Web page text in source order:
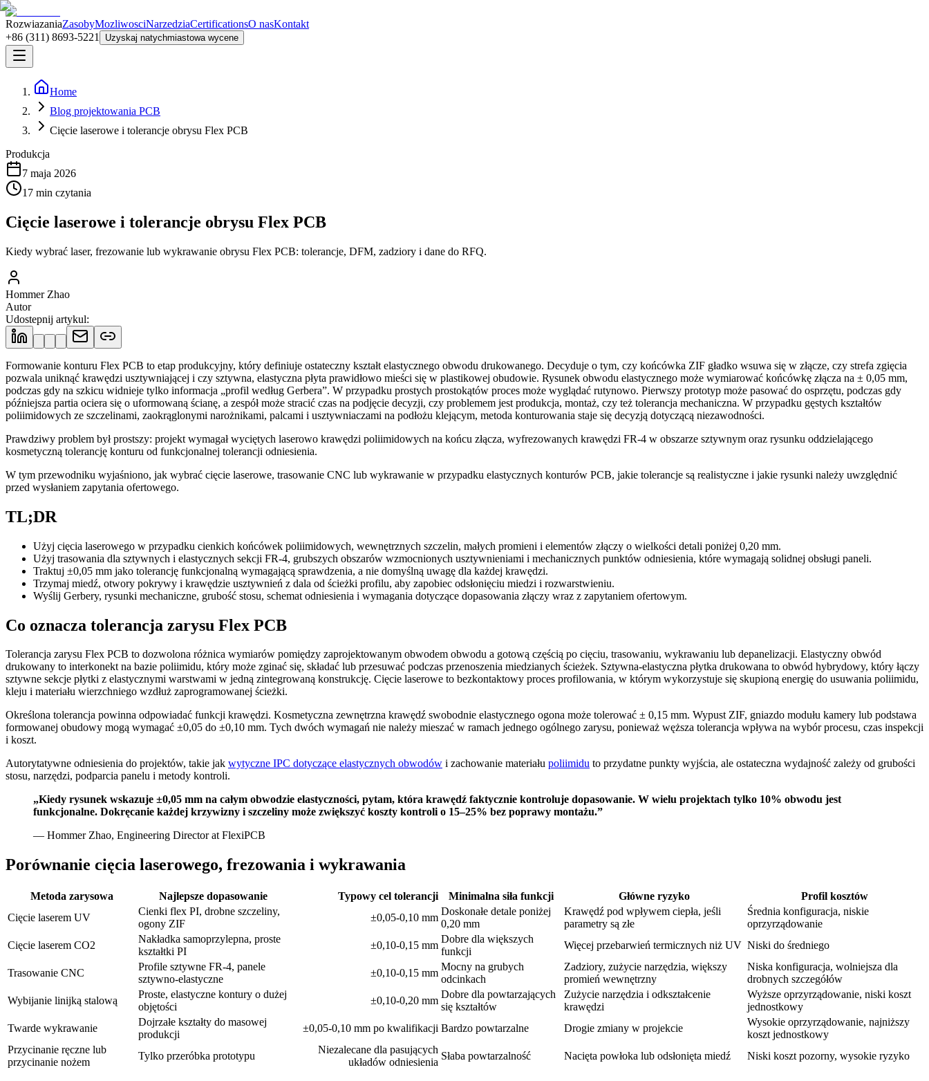
RozwiazaniaZasobyMozliwosciNarzedziaCertificationsO nasKontakt
+86 (311) 8693-5221
Uzyskaj natychmiastowa wycene
Home
Blog projektowania PCB
Cięcie laserowe i tolerancje obrysu Flex PCB
Produkcja
7 maja 2026
17 min czytania
Cięcie laserowe i tolerancje obrysu Flex PCB
Kiedy wybrać laser, frezowanie lub wykrawanie obrysu Flex PCB: tolerancje, DFM, zadziory i dane do RFQ.
Hommer Zhao
Autor
Udostepnij artykul:
Formowanie konturu Flex PCB to etap produkcyjny, który definiuje ostateczny kształt elastycznego obwodu drukowanego. Decyduje o tym, czy końcówka ZIF gładko wsuwa się w złącze, czy strefa zgięcia
pozwala uniknąć krawędzi usztywniającej i czy sztywna, elastyczna płyta prawidłowo mieści się w plastikowej obudowie. Rysunek obwodu elastycznego może wymiarować końcówkę złącza na ± 0,05 mm,
podczas gdy na szkicu widnieje tylko informacja „profil według Gerbera”. W przypadku prostych prostokątów proces może wyglądać rutynowo. Pierwszy prototyp może pasować do osprzętu, podczas gdy
późniejsza partia ociera się o uformowaną ścianę, a zespół może stracić czas na podjęcie decyzji, czy problemem jest produkcja, montaż, czy też tolerancja mechaniczna. W przypadku gęstych kształtów
poliimidowych ze szczelinami, zaokrąglonymi narożnikami, palcami i usztywniaczami na podłożu klejącym, metoda konturowania staje się decyzją dotyczącą niezawodności.
Prawdziwy problem był prostszy: projekt wymagał wyciętych laserowo krawędzi poliimidowych na końcu złącza, wyfrezowanych krawędzi FR-4 w obszarze sztywnym oraz rysunku oddzielającego
kosmetyczną tolerancję konturu od funkcjonalnej tolerancji odniesienia.
W tym przewodniku wyjaśniono, jak wybrać cięcie laserowe, trasowanie CNC lub wykrawanie w przypadku elastycznych konturów PCB, jakie tolerancje są realistyczne i jakie rysunki należy uwzględnić
przed wysłaniem zapytania ofertowego.
TL;DR
Użyj cięcia laserowego w przypadku cienkich końcówek poliimidowych, wewnętrznych szczelin, małych promieni i elementów złączy o wielkości detali poniżej 0,20 mm.
Użyj trasowania dla sztywnych i elastycznych sekcji FR-4, grubszych obszarów wzmocnionych usztywnieniami i mechanicznych punktów odniesienia, które wymagają solidnej obsługi paneli.
Traktuj ±0,05 mm jako tolerancję funkcjonalną wymagającą sprawdzenia, a nie domyślną uwagę dla każdej krawędzi.
Trzymaj miedź, otwory pokrywy i krawędzie usztywnień z dala od ścieżki profilu, aby zapobiec odsłonięciu miedzi i rozwarstwieniu.
Wyślij Gerbery, rysunki mechaniczne, grubość stosu, schemat odniesienia i wymagania dotyczące dopasowania złączy wraz z zapytaniem ofertowym.
Co oznacza tolerancja zarysu Flex PCB
Tolerancja zarysu Flex PCB to dozwolona różnica wymiarów pomiędzy zaprojektowanym obwodem obwodu a gotową częścią po cięciu, trasowaniu, wykrawaniu lub depanelizacji. Elastyczny obwód
drukowany to interkonekt na bazie poliimidu, który może zginać się, składać lub przesuwać podczas przenoszenia miedzianych ścieżek. Sztywna-elastyczna płytka drukowana to obwód hybrydowy, który łączy
sztywne sekcje płytki z elastycznymi warstwami w jedną zintegrowaną konstrukcję. Cięcie laserowe to bezkontaktowy proces profilowania, w którym wykorzystuje się skupioną energię do usuwania poliimidu,
kleju i materiału wierzchniego wzdłuż zaprogramowanej ścieżki.
Określona tolerancja powinna odpowiadać funkcji krawędzi. Kosmetyczna zewnętrzna krawędź swobodnie elastycznego ogona może tolerować ± 0,15 mm. Wypust ZIF, gniazdo modułu kamery lub podstawa
formowanej obudowy mogą wymagać ±0,05 do ±0,10 mm. Tych dwóch wymagań nie należy mieszać w ramach jednego ogólnego zarysu, ponieważ węższa tolerancja wpływa na wybór procesu, czas inspekcji
i koszt.
Autorytatywne odniesienia do projektów, takie jak wytyczne IPC dotyczące elastycznych obwodów i zachowanie materiału poliimidu to przydatne punkty wyjścia, ale ostateczna wydajność zależy od grubości
stosu, narzędzi, podparcia panelu i metody kontroli.
„Kiedy rysunek wskazuje ±0,05 mm na całym obwodzie elastyczności, pytam, która krawędź faktycznie kontroluje dopasowanie. W wielu projektach tylko 10% obwodu jest
funkcjonalne. Dokręcanie każdej krzywizny i szczeliny może zwiększyć koszty kontroli o 15–25% bez poprawy montażu.”
— Hommer Zhao, Engineering Director at FlexiPCB
Porównanie cięcia laserowego, frezowania i wykrawania
Metoda zarysowa Najlepsze dopasowanie Typowy cel tolerancji Minimalna siła funkcji Główne ryzyko
Profil kosztów
Cięcie laserem UV
Cienki flex PI, drobne szczeliny,
ogony ZIF
±0,05-0,10 mm
Doskonałe detale poniżej
0,20 mm
Krawędź pod wpływem ciepła, jeśli
parametry są złe
Średnia konfiguracja, niskie
oprzyrządowanie
Cięcie laserem CO2
Nakładka samoprzylepna, proste
kształtki PI
±0,10-0,15 mm
Dobre dla większych
funkcji
Więcej przebarwień termicznych niż UV Niski do średniego
Trasowanie CNC
Profile sztywne FR-4, panele
sztywno-elastyczne
±0,10-0,15 mm
Mocny na grubych
odcinkach
Zadziory, zużycie narzędzia, większy
promień wewnętrzny
Niska konfiguracja, wolniejsza dla
drobnych szczegółów
Wybijanie linijką stalową
Proste, elastyczne kontury o dużej
objętości
±0,10-0,20 mm
Dobre dla powtarzających
się kształtów
Zużycie narzędzia i odkształcenie
krawędzi
Wyższe oprzyrządowanie, niski koszt
jednostkowy
Twarde wykrawanie
Dojrzałe kształty do masowej
produkcji
±0,05-0,10 mm po kwalifikacji Bardzo powtarzalne Drogie zmiany w projekcie
Wysokie oprzyrządowanie, najniższy
koszt jednostkowy
Przycinanie ręczne lub
przycinanie nożem
Tylko przeróbka prototypu
Niezalecane dla pasujących
układów odniesienia
Słaba powtarzalność Nacięta powłoka lub odsłonięta miedź Niski koszt pozorny, wysokie ryzyko